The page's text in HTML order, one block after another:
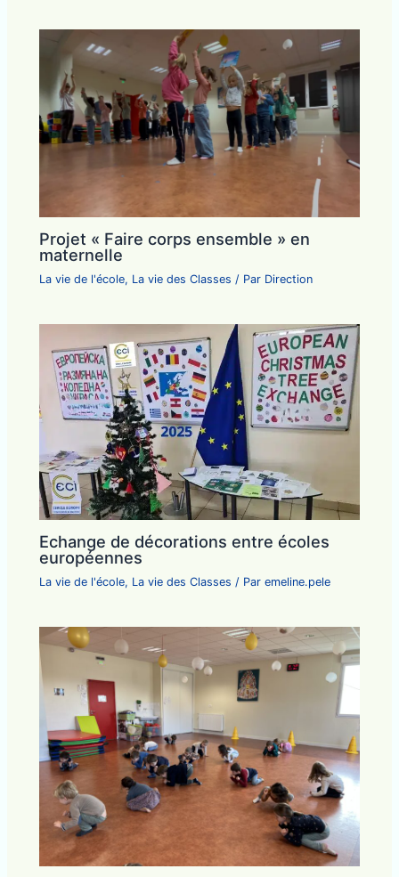
Projet « Faire corps ensemble » en
maternelle
La vie de l'école, La vie des Classes / Par Direction
Echange de décorations entre écoles
européennes
La vie de l'école, La vie des Classes / Paremeline.pele